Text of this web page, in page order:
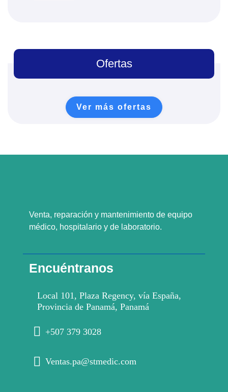
Ofertas
Ver más ofertas
Venta, reparación y mantenimiento de equipo
médico, hospitalario y de laboratorio.
Encuéntranos
Local 101, Plaza Regency, vía España,
Provincia de Panamá, Panamá
+507 379 3028
Ventas.pa@stmedic.com